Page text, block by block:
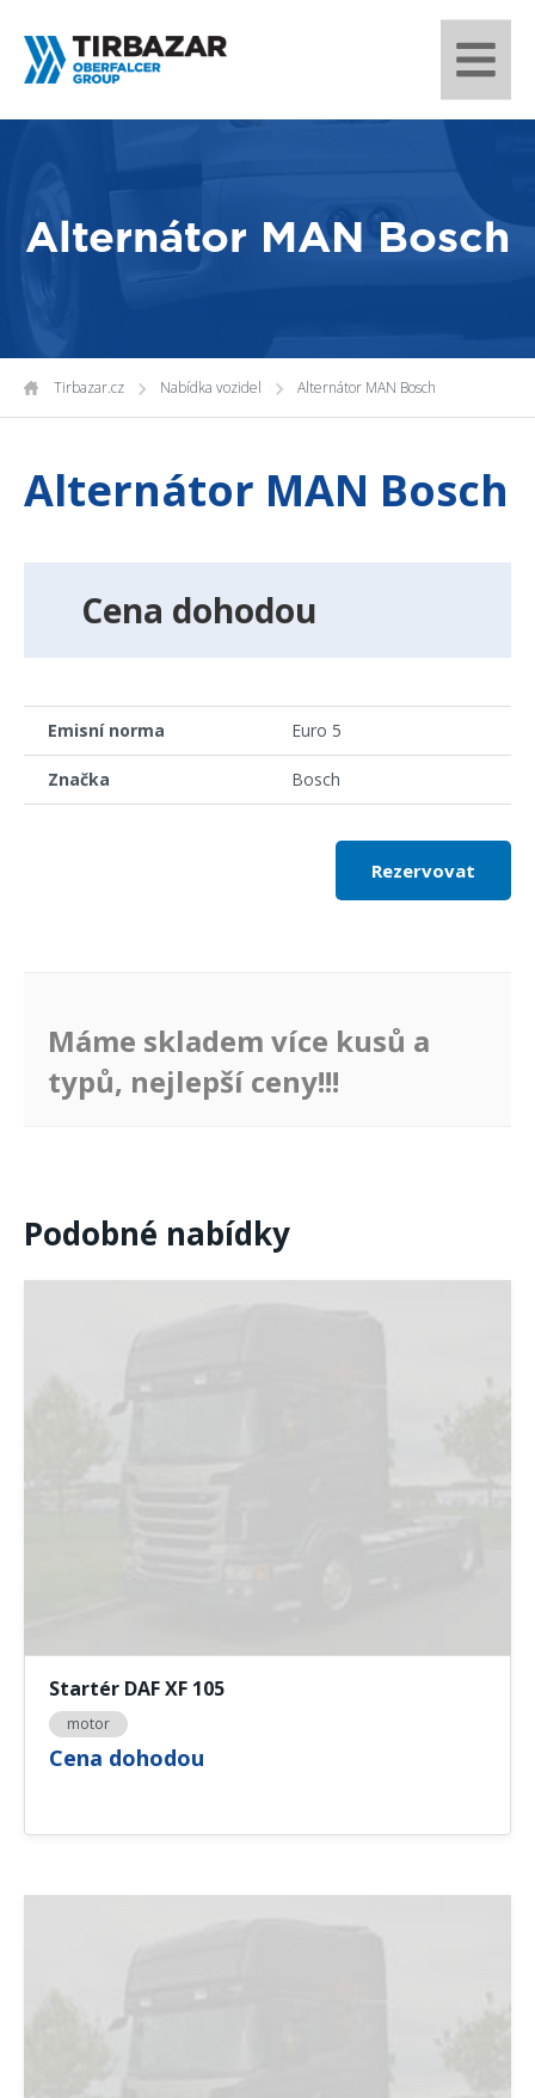
Alternátor MAN Bosch
Tirbazar.cz Nabídka vozidel Alternátor MAN Bosch
Alternátor MAN Bosch
Cena dohodou
Emisní norma Euro 5
Značka Bosch
Rezervovat
Máme skladem více kusů a
typů, nejlepší ceny!!!
Podobné nabídky
Startér DAF XF 105
motor
Cena dohodou